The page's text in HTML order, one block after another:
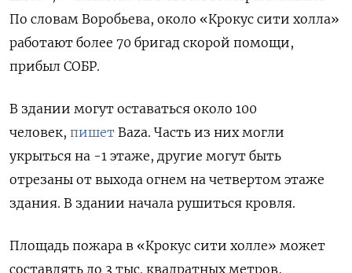
По словам Воробьева, около «Крокус сити холла»
работают более 70 бригад скорой помощи,
прибыл СОБР.
В здании могут оставаться около 100
человек, пишет Baza. Часть из них могли
укрыться на -1 этаже, другие могут быть
отрезаны от выхода огнем на четвертом этаже
здания. В здании начала рушиться кровля.
Площадь пожара в «Крокус сити холле» может
составлять до 3 тыс. квадратных метров,